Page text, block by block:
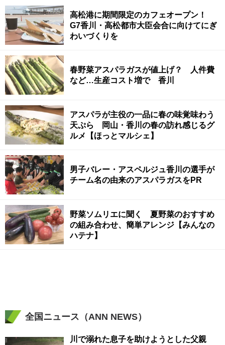
高松港に期間限定のカフェオープン！
G7香川・高松都市大臣会合に向けてにぎ
わいづくりを
春野菜アスパラガスが値上げ？ 人件費
など…生産コスト増で 香川
アスパラが主役の一品に春の味覚味わう
天ぷら 岡山・香川の春の訪れ感じるグ
ルメ【ほっとマルシェ】
男子バレー・アスペルジュ香川の選手が
チーム名の由来のアスパラガスをPR
野菜ソムリエに聞く 夏野菜のおすすめ
の組み合わせ、簡単アレンジ【みんなの
ハテナ】
全国ニュース（ANN NEWS）
川で溺れた息子を助けようとした父親